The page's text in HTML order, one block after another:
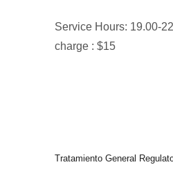
Service Hours: 19.00-
charge : $15
Tratamiento General